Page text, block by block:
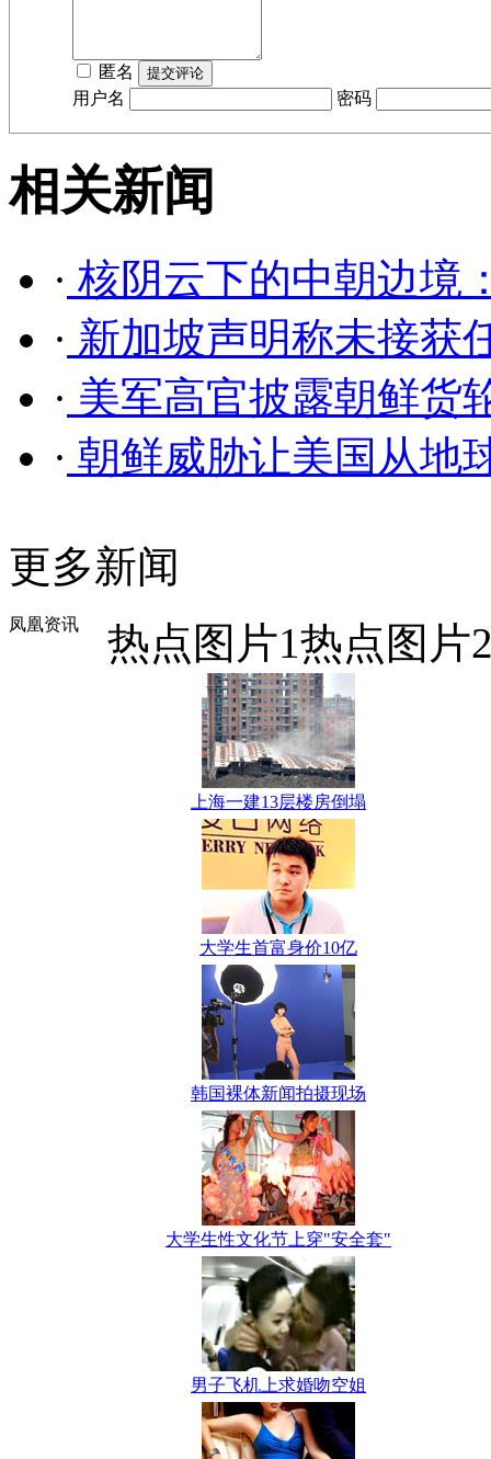
匿名
用户名
密码
相关新闻
· 核阴云下的中朝边境
· 新加坡声明称未接获
· 美军高官披露朝鲜货
· 朝鲜威胁让美国从地
更多新闻
凤凰资讯 热点图片1热点图片
上海一建13层楼房倒塌
大学生首富身价10亿
韩国裸体新闻拍摄现场
大学生性文化节上穿"安全套"
男子飞机上求婚吻空姐